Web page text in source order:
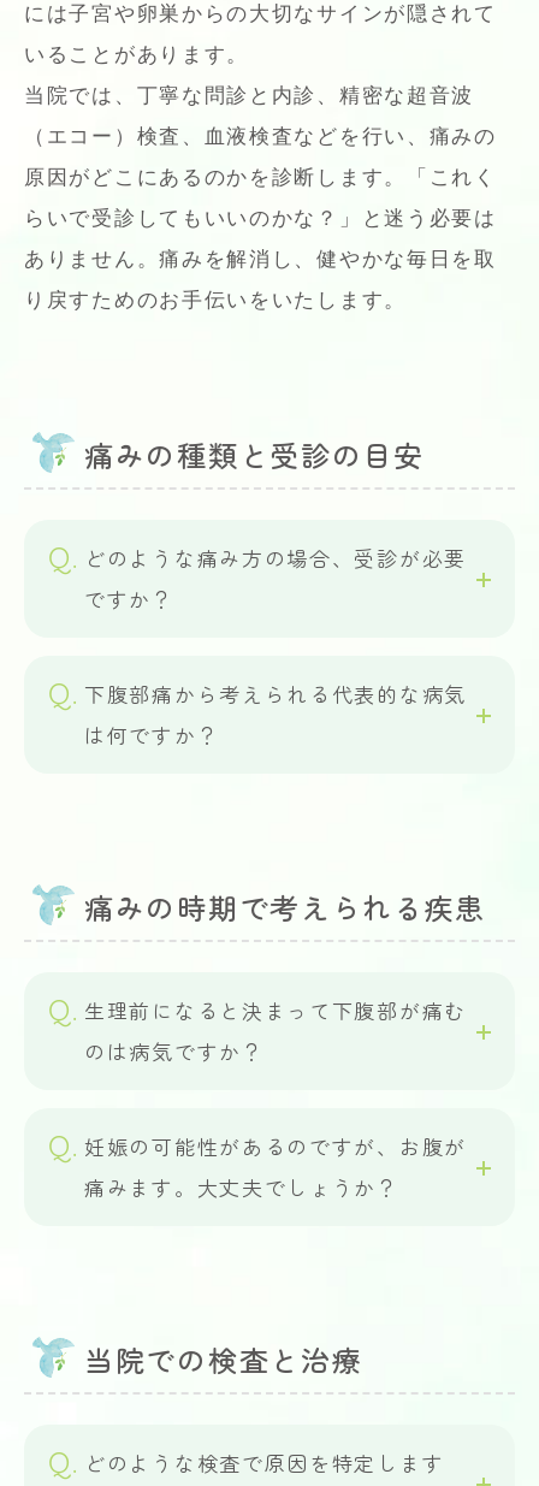
には子宮や卵巣からの大切なサインが隠されて
いることがあります。
当院では、丁寧な問診と内診、精密な超音波
（エコー）検査、血液検査などを行い、痛みの
原因がどこにあるのかを診断します。「これく
らいで受診してもいいのかな？」と迷う必要は
ありません。痛みを解消し、健やかな毎日を取
り戻すためのお手伝いをいたします。
痛みの種類と受診の目安
どのような痛み方の場合、受診が必要
ですか？
下腹部痛から考えられる代表的な病気
は何ですか？
痛みの時期で考えられる疾患
生理前になると決まって下腹部が痛む
のは病気ですか？
妊娠の可能性があるのですが、お腹が
痛みます。大丈夫でしょうか？
当院での検査と治療
どのような検査で原因を特定します